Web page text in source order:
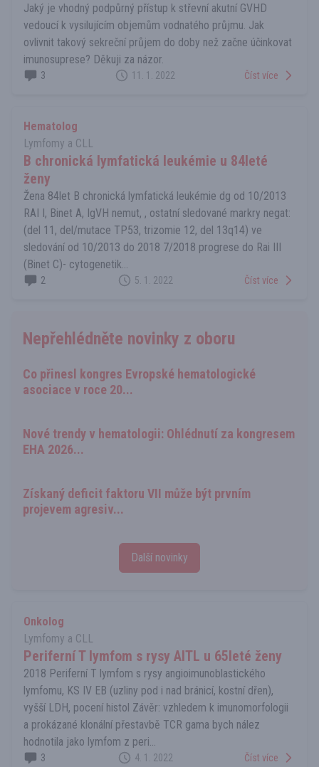
Jaký je vhodný podpůrný přístup k střevní akutní GVHD
vedoucí k vysilujícím objemům vodnatého průjmu. Jak
ovlivnit takový sekreční průjem do doby než začne účinkovat
imunosuprese? Děkuji za názor.
3 11. 1. 2022 Číst více
Hematolog
Lymfomy a CLL
B chronická lymfatická leukémie u 84leté
ženy
Žena 84let B chronická lymfatická leukémie dg od 10/2013
RAI I, Binet A, IgVH nemut, , ostatní sledované markry negat:
(del 11, del/mutace TP53, trizomie 12, del 13q14) ve
sledování od 10/2013 do 2018 7/2018 progrese do Rai III
(Binet C)- cytogenetik...
2 5. 1. 2022 Číst více
Nepřehlédněte novinky z oboru
Co přinesl kongres Evropské hematologické
asociace v roce 20...
Nové trendy v hematologii: Ohlédnutí za kongresem
EHA 2026...
Získaný deficit faktoru VII může být prvním
projevem agresiv...
Další novinky
Onkolog
Lymfomy a CLL
Periferní T lymfom s rysy AITL u 65leté ženy
2018 Periferní T lymfom s rysy angioimunoblastického
lymfomu, KS IV EB (uzliny pod i nad bránicí, kostní dřen),
vyšší LDH, pocení histol Závěr: vzhledem k imunomorfologii
a prokázané klonální přestavbě TCR gama bych nález
hodnotila jako lymfom z peri...
3 4. 1. 2022 Číst více